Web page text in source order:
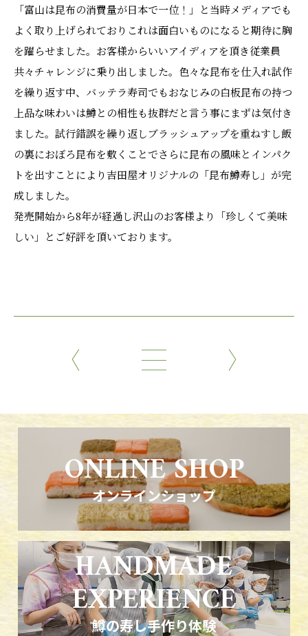
「富山は昆布の消費量が日本で一位！」と当時メディアでも
よく取り上げられておりこれは面白いものになると期待に胸
を躍らせました。お客様からいいアイディアを頂き従業員
共々チャレンジに乗り出しました。色々な昆布を仕入れ試作
を繰り返す中、バッテラ寿司でもおなじみの白板昆布の持つ
上品な味わいは鱒との相性も抜群だと言う事にまずは気付き
ました。試行錯誤を繰り返しブラッシュアップを重ねすし飯
の裏におぼろ昆布を敷くことでさらに昆布の風味とインパク
トを出すことにより吉田屋オリジナルの「昆布鱒寿し」が完
成しました。
発売開始から8年が経過し沢山のお客様より「珍しくて美味
しい」とご好評を頂いております。
ONLINE SHOP
オンラインショップ
HANDMADE
EXPERIENCE
鱒の寿し手作り体験